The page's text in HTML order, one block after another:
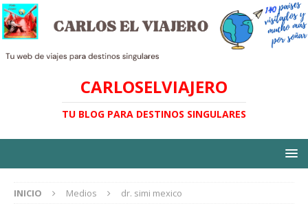
CARLOSELVIAJERO
TU BLOG PARA DESTINOS SINGULARES
INICIO Medios dr. simi mexico